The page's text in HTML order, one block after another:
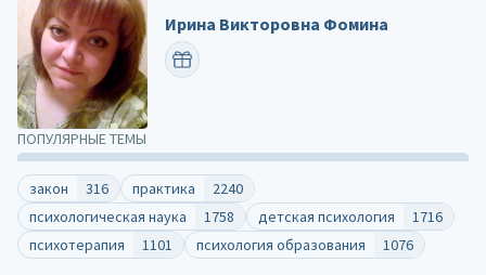
ПОПУЛЯРНЫЕ ТЕМЫ
закон 316 практика
2240
психологическая наука
1758 детская психология
1716
психотерапия
1101 психология образования
1076
Ирина Викторовна Фомина
ПОЗДРАВИТЬ